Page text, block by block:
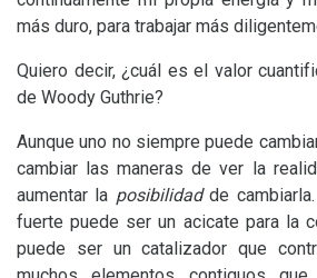
más duro, para trabajar más
Quiero decir, ¿cuál es el valor
de Woody Guthrie?
Aunque uno no siempre puede
cambiar las maneras de ver la
aumentar la posibilidadde
fuerte puede ser un acicate para la
puede ser un catalizador que